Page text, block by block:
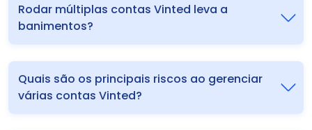
Rodar múltiplas contas Vinted leva a
banimentos?
Quais são os principais riscos ao gerenciar
várias contas Vinted?